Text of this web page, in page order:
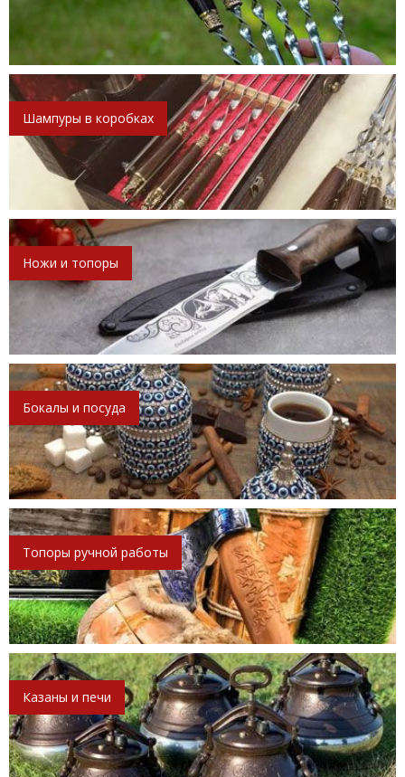
Шампуры в коробках
Ножи и топоры
Бокалы и посуда
Топоры ручной работы
Казаны и печи